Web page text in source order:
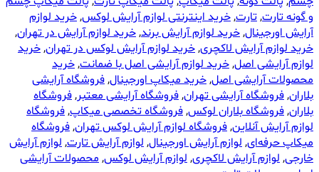
و گونه تارت,تارت,خرید اینترنتی لوازم آرایش لوکس,خرید لوازم
آرایش اورجینال,خرید لوازم آرایش برند,خرید لوازم آرایش در تهران,
خرید لوازم آرایش لاکچری,خرید لوازم آرایش لوکس در تهران,خرید
لوازم آرایشی اصل,خرید لوازم آرایشی اصل با ضمانت,خرید
محصولات آرایشی اصل,خرید میکاپ اورجینال,فروشگاه آرایشی
بلاران,فروشگاه آرایشی تهران,فروشگاه آرایشی معتبر,فروشگاه
بلاران,فروشگاه بلاران لوکس,فروشگاه تخصصی میکاپ,فروشگاه
لوازم آرایش آنلاین,فروشگاه لوازم آرایش لوکس تهران,فروشگاه
میکاپ حرفه‌ای,لوازم آرایش اورجینال,لوازم آرایش تارت,لوازم آرایش
خارجی,لوازم آرایش لاکچری,لوازم آرایش لوکس,محصولات آرایشی